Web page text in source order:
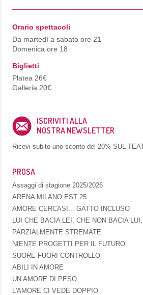
Orario spettacoli
Da martedì a sabato ore 21
Domenica ore 18
Biglietti
Platea 26€
Galleria 20€
ISCRIVITI ALLA
NOSTRA NEWSLETTER
Ricevi subito uno sconto del 20% SUL
PROSA
Assaggi di stagione 2025/2026
ARENA MILANO EST 25
AMORE CERCASI... GATTO INCLUSO
LUI CHE BACIA LEI, CHE NON BACIA
PARZIALMENTE STREMATE
NIENTE PROGETTI PER IL FUTURO
SUORE FUORI CONTROLLO
ABILI IN AMORE
UN AMORE DI PESO
L'AMORE CI VEDE DOPPIO